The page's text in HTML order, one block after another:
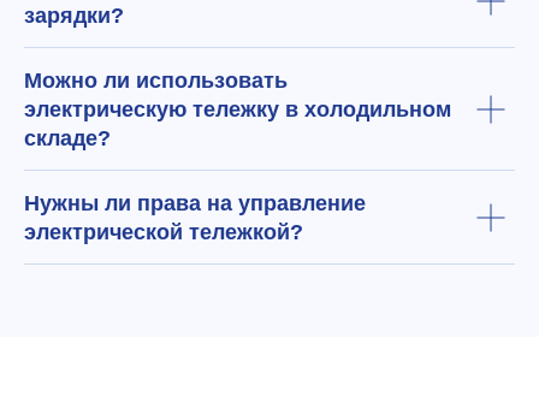
зарядки?
Можно ли использовать
электрическую тележку в холодильном
складе?
Нужны ли права на управление
электрической тележкой?